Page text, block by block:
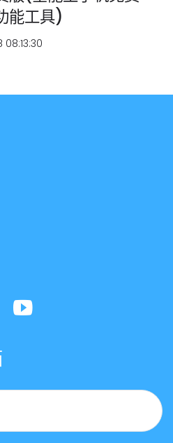
能工具)